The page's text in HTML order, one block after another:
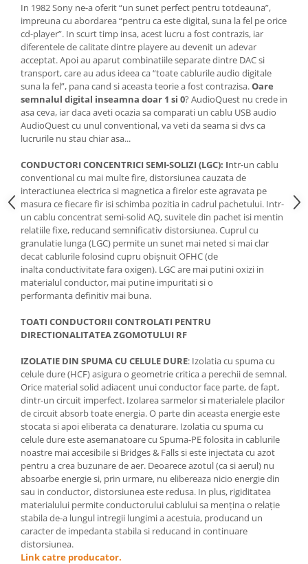
In 1982 Sony ne-a oferit “un sunet perfect pentru totdeauna”,
impreuna cu abordarea “pentru ca este digital, suna la fel pe orice
cd-player”. In scurt timp insa, acest lucru a fost contrazis, iar
diferentele de calitate dintre playere au devenit un adevar
acceptat. Apoi au aparut combinatiile separate dintre DAC si
transport, care au adus ideea ca “toate cablurile audio digitale
suna la fel”, pana cand si aceasta teorie a fost contrazisa.Oare
semnalul digital inseamna doar 1 si 0? AudioQuest nu crede in
asa ceva, iar daca aveti ocazia sa comparati un cablu USB audio
AudioQuest cu unul conventional, va veti da seama si dvs ca
lucrurile nu stau chiar asa...
CONDUCTORI CONCENTRICI SEMI-SOLIZI (LGC): Intr-un cablu
conventional cu mai multe fire, distorsiunea cauzata de
interactiunea electrica si magnetica a firelor este agravata pe
masura ce fiecare fir isi schimba pozitia in cadrul pachetului. Intr-
un cablu concentrat semi-solid AQ, suvitele din pachet isi mentin
relatiile fixe, reducand semnificativ distorsiunea. Cuprul cu
granulatie lunga (LGC) permite un sunet mai neted si mai clar
decat cablurile folosind cupru obișnuit OFHC (de
inalta conductivitate fara oxigen). LGC are mai putini oxizi in
materialul conductor, mai putine impuritati si o
performanta definitiv mai buna.
TOATI CONDUCTORII CONTROLATI PENTRU
DIRECTIONALITATEA ZGOMOTULUI RF
IZOLATIE DIN SPUMA CU CELULE DURE: Izolatia cu spuma cu
celule dure (HCF) asigura o geometrie critica a perechii de semnal.
Orice material solid adiacent unui conductor face parte, de fapt,
dintr-un circuit imperfect. Izolarea sarmelor si materialele placilor
de circuit absorb toate energia. O parte din aceasta energie este
stocata si apoi eliberata ca denaturare. Izolatia cu spuma cu
celule dure este asemanatoare cu Spuma-PE folosita in cablurile
noastre mai accesibile si Bridges & Falls si este injectata cu azot
pentru a crea buzunare de aer. Deoarece azotul (ca si aerul) nu
absoarbe energie si, prin urmare, nu elibereaza nicio energie din
sau in conductor, distorsiunea este redusa. In plus, rigiditatea
materialului permite conductorului cablului sa mențina o relație
stabila de-a lungul intregii lungimi a acestuia, producand un
caracter de impedanta stabila si reducand in continuare
distorsiunea.
Link catre producator.